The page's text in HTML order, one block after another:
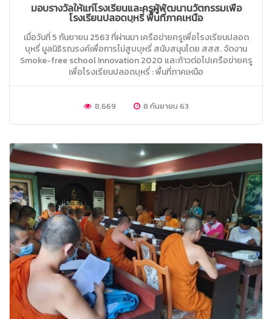
มอบรางวัลให้แก่โรงเรียนและครูผู้พัฒนานวัตกรรมเพื่อ
โรงเรียนปลอดบุหรี่ พื้นที่ภาคเหนือ
เมื่อวันที่ 5 กันยายน 2563 ที่ผ่านมา เครือข่ายครูเพื่อโรงเรียนปลอด
บุหรี่ มูลนิธิรณรงค์เพื่อการไม่สูบบุหรี่ สนับสนุนโดย สสส. จัดงาน
Smoke-free school Innovation 2020 และก้าวต่อไปเครือข่ายครู
เพื่อโรงเรียนปลอดบุหรี่ : พื้นที่ภาคเหนือ
8,669 8 กันยายน 63